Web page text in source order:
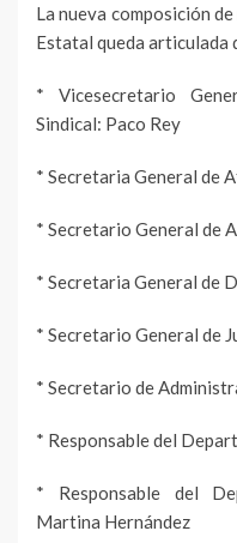
La nueva composición
Estatal queda articulada
* Vicesecretario
Sindical: Paco Rey
* Secretaria General de
* Secretario General de
* Secretaria General de
* Secretario General de
* Secretario de
* Responsable del
* Responsable del
Martina Hernández